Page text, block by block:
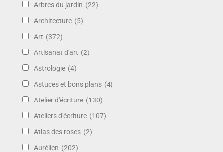
Arbres du jardin (22)
Architecture (5)
Art (372)
Artisanat d'art (2)
Astrologie (4)
Astuces et bons plans (4)
Atelier d'écriture (130)
Ateliers d'écriture (107)
Atlas des roses (2)
Aurélien (202)